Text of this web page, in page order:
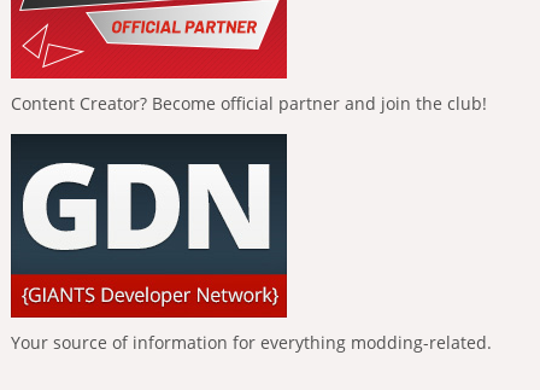
Content Creator? Become official partner and join the club!
Your source of information for everything modding-related.